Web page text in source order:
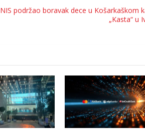
NIS podržao boravak dece u Košarkaškom
„Kasta“ u